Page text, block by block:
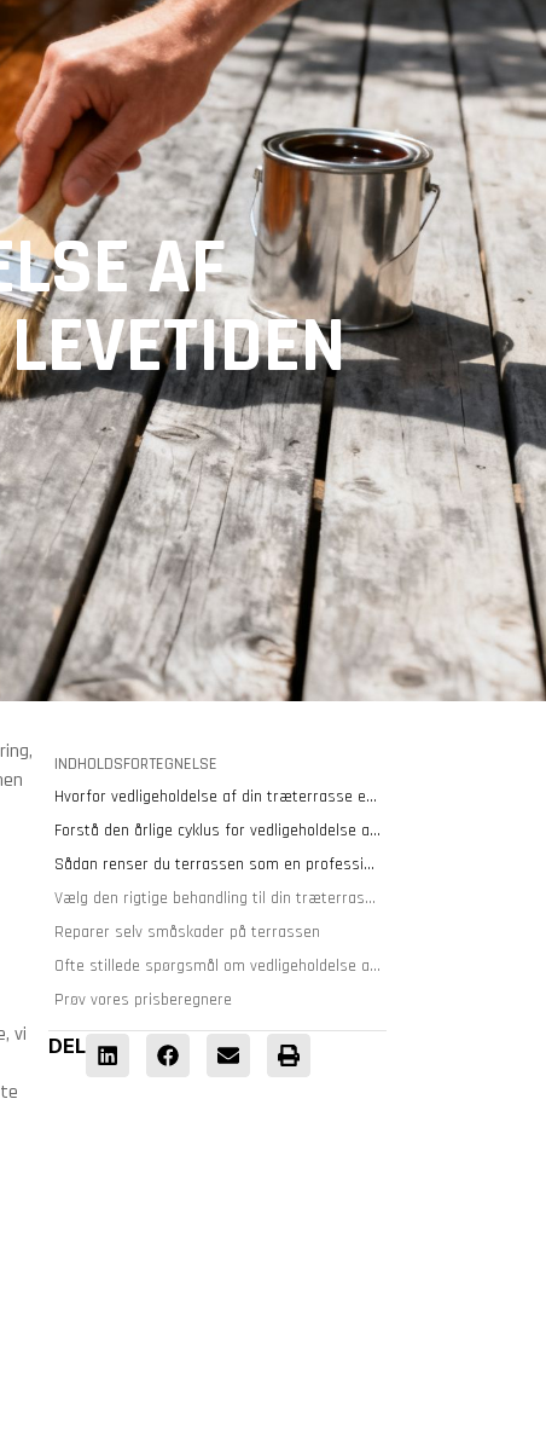
AF
vi
INDHOLDSFORTEGNELSE
Hvorfor vedligeholdelse af din træterrasse er en god investering
Forstå den årlige cyklus for vedligeholdelse af terrassen
Sådan renser du terrassen som en professionel
Vælg den rigtige behandling til din træterrasse
Reparer selv småskader på terrassen
Ofte stillede spørgsmål om vedligeholdelse af træterrassen
Prøv vores prisberegnere
DEL